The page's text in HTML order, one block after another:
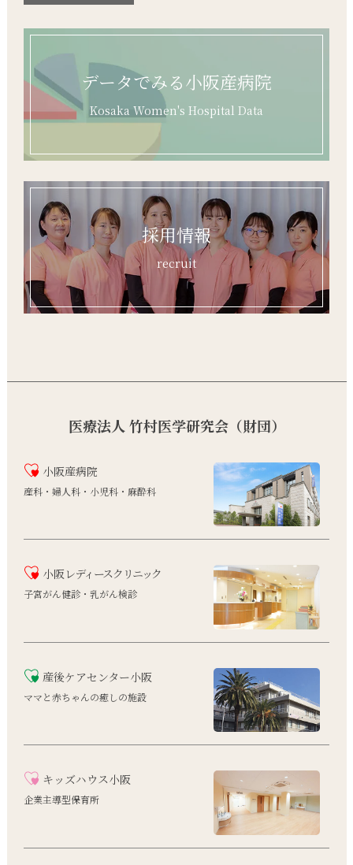
データでみる小阪産病院
Kosaka Women's Hospital Data
採用情報
recruit
医療法人 竹村医学研究会（財団）
小阪産病院
産科・婦人科・小児科・麻酔科
小阪 レディースクリニック
子宮がん健診・乳がん検診
産後ケアセンター小阪
ママと赤ちゃんの癒しの施設
キッズハウス小阪
企業主導型保育所